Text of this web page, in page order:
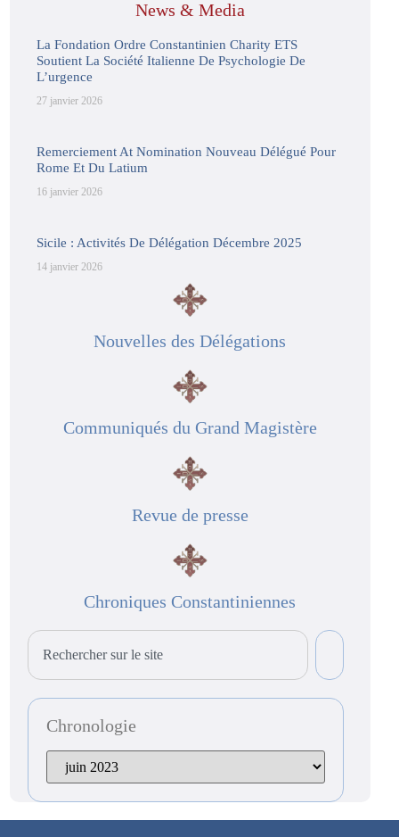
News & Media
La Fondation Ordre Constantinien Charity ETS
Soutient La Société Italienne De Psychologie De
L’urgence
27 janvier 2026
Remerciement At Nomination Nouveau Délégué Pour
Rome Et Du Latium
16 janvier 2026
Sicile : Activités De Délégation Décembre 2025
14 janvier 2026
Nouvelles des Délégations
Communiqués du Grand Magistère
Revue de presse
Chroniques Constantiniennes
Chronologie